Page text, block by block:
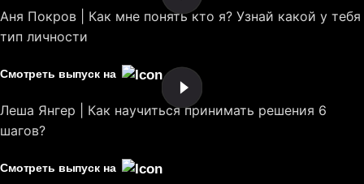
Аня Покров | Как мне понять кто я? Узнай какой у тебя
тип личности
Смотреть выпуск на
Леша Янгер | Как научиться принимать решения 6
шагов?
Смотреть выпуск на